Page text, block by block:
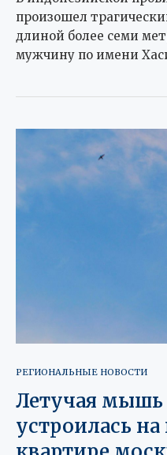
произошел
длиной более семи
мужчину по имени
РЕГИОНАЛЬНЫЕ НОВОСТИ
Летучая
устроилась на